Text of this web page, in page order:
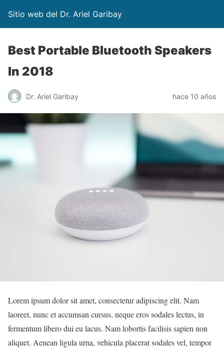
Sitio web del Dr. Ariel Garibay
Best Portable Bluetooth Speakers
In 2018
Dr. Ariel Garibay hace 10 años
Lorem ipsum dolor sit amet, consectetur adipiscing elit. Nam
laoreet, nunc et accumsan cursus, neque eros sodales lectus, in
fermentum libero dui eu lacus. Nam lobortis facilisis sapien non
aliquet. Aenean ligula urna, vehicula placerat sodales vel, tempor